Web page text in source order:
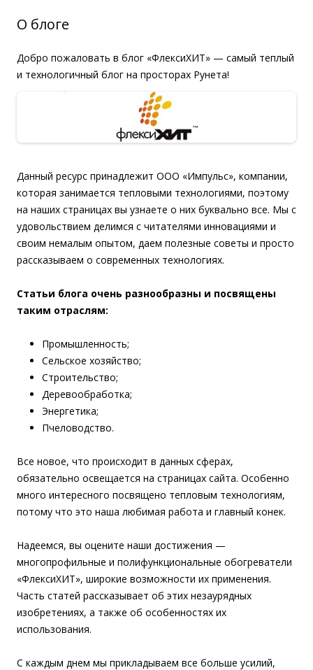
О блоге
Добро пожаловать в блог «ФлексиХИТ» — самый теплый
и технологичный блог на просторах Рунета!
Данный ресурс принадлежит ООО «Импульс», компании,
которая занимается тепловыми технологиями, поэтому
на наших страницах вы узнаете о них буквально все. Мы с
удовольствием делимся с читателями инновациями и
своим немалым опытом, даем полезные советы и просто
рассказываем о современных технологиях.
Статьи блога очень разнообразны и посвящены
таким отраслям:
Промышленность;
Сельское хозяйство;
Строительство;
Деревообработка;
Энергетика;
Пчеловодство.
Все новое, что происходит в данных сферах,
обязательно освещается на страницах сайта. Особенно
много интересного посвящено тепловым технологиям,
потому что это наша любимая работа и главный конек.
Надеемся, вы оцените наши достижения —
многопрофильные и полифункциональные обогреватели
«ФлексиХИТ», широкие возможности их применения.
Часть статей рассказывает об этих незаурядных
изобретениях, а также об особенностях их
использования.
С каждым днем мы прикладываем все больше усилий,